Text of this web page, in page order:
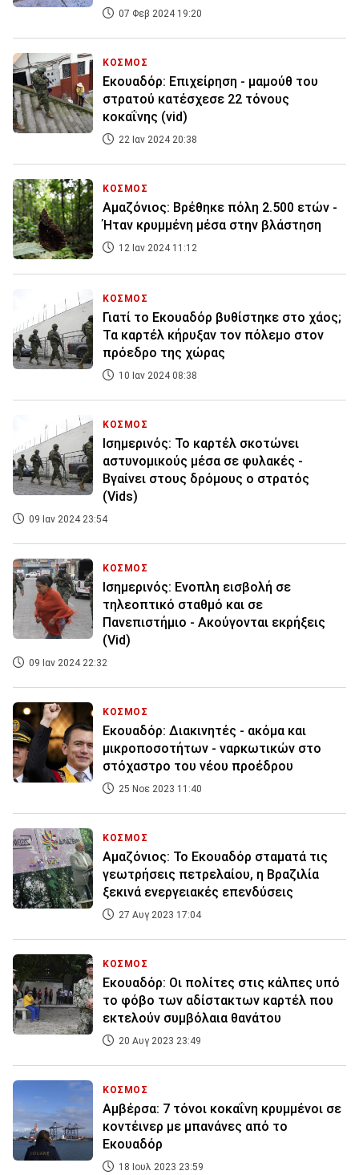
07 Φεβ 2024 19:20
ΚΟΣΜΟΣ
Εκουαδόρ: Επιχείρηση - μαμούθ του
στρατού κατέσχεσε 22 τόνους
κοκαΐνης (vid)
22 Ιαν 2024 20:38
ΚΟΣΜΟΣ
Αμαζόνιος: Βρέθηκε πόλη 2.500 ετών -
Ήταν κρυμμένη μέσα στην βλάστηση
12 Ιαν 2024 11:12
ΚΟΣΜΟΣ
Γιατί το Εκουαδόρ βυθίστηκε στο χάος;
Τα καρτέλ κήρυξαν τον πόλεμο στον
πρόεδρο της χώρας
10 Ιαν 2024 08:38
ΚΟΣΜΟΣ
Ισημερινός: Το καρτέλ σκοτώνει
αστυνομικούς μέσα σε φυλακές -
Βγαίνει στους δρόμους ο στρατός
(Vids)
09 Ιαν 2024 23:54
ΚΟΣΜΟΣ
Ισημερινός: Ενοπλη εισβολή σε
τηλεοπτικό σταθμό και σε
Πανεπιστήμιο - Ακούγονται εκρήξεις
(Vid)
09 Ιαν 2024 22:32
ΚΟΣΜΟΣ
Εκουαδόρ: Διακινητές - ακόμα και
μικροποσοτήτων - ναρκωτικών στο
στόχαστρο του νέου προέδρου
25 Νοε 2023 11:40
ΚΟΣΜΟΣ
Αμαζόνιος: Το Εκουαδόρ σταματά τις
γεωτρήσεις πετρελαίου, η Βραζιλία
ξεκινά ενεργειακές επενδύσεις
27 Αυγ 2023 17:04
ΚΟΣΜΟΣ
Εκουαδόρ: Οι πολίτες στις κάλπες υπό
το φόβο των αδίστακτων καρτέλ που
εκτελούν συμβόλαια θανάτου
20 Αυγ 2023 23:49
ΚΟΣΜΟΣ
Αμβέρσα: 7 τόνοι κοκαΐνη κρυμμένοι σε
κοντέινερ με μπανάνες από το
Εκουαδόρ
18 Ιουλ 2023 23:59